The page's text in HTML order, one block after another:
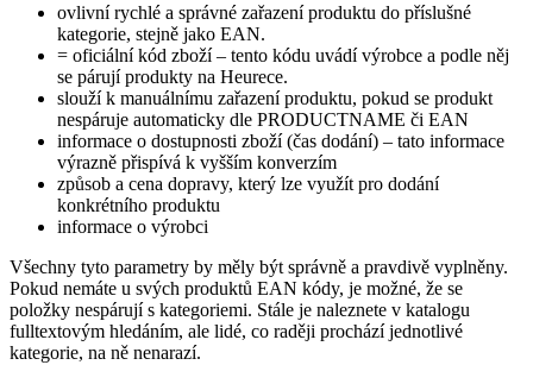
ovlivní rychlé a správné zařazení produktu do příslušné
kategorie, stejně jako EAN.
= oficiální kód zboží – tento kódu uvádí výrobce a podle něj
se párují produkty na Heurece.
slouží k manuálnímu zařazení produktu, pokud se produkt
nespáruje automaticky dle PRODUCTNAME či EAN
informace o dostupnosti zboží (čas dodání) – tato informace
výrazně přispívá k vyšším konverzím
způsob a cena dopravy, který lze využít pro dodání
konkrétního produktu
informace o výrobci
Všechny tyto parametry by měly být správně a pravdivě vyplněny.
Pokud nemáte u svých produktů EAN kódy, je možné, že se
položky nespárují s kategoriemi. Stále je naleznete v katalogu
fulltextovým hledáním, ale lidé, co raději prochází jednotlivé
kategorie, na ně nenarazí.